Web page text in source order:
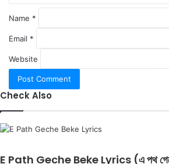
Name *
Email *
Website
Check Also
E Path Geche Beke Lyrics (এ পথ